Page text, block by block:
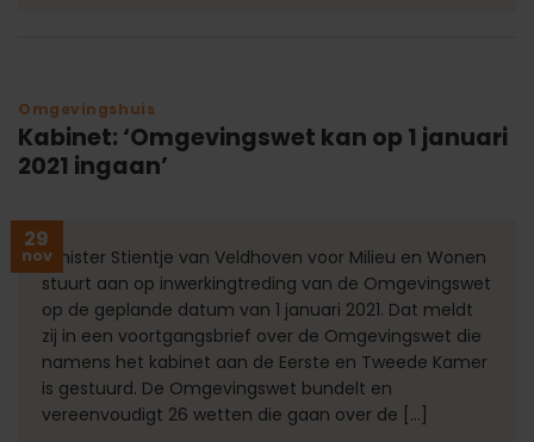
Omgevingshuis
Kabinet: ‘Omgevingswet kan op 1 januari
2021 ingaan’
29
novMinister Stientje van Veldhoven voor Milieu en Wonen
stuurt aan op inwerkingtreding van de Omgevingswet
op de geplande datum van 1 januari 2021. Dat meldt
zij in een voortgangsbrief over de Omgevingswet die
namens het kabinet aan de Eerste en Tweede Kamer
is gestuurd. De Omgevingswet bundelt en
vereenvoudigt 26 wetten die gaan over de […]